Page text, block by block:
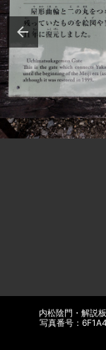
内松陰門・解説
写真番号：